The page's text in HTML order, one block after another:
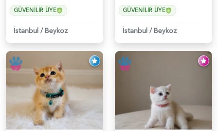
GÜVENILIR ÜYE
İstanbul /Beykoz
GÜVENILIR ÜYE
İstanbul /Beykoz